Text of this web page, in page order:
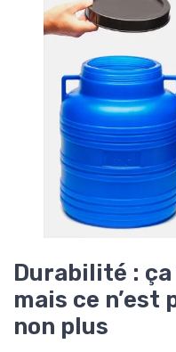
Durabilité :
mais ce n’est
non plus